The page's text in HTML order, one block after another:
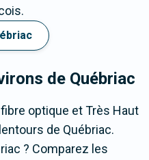
de Québriac
optique et Très Haut
de Québriac.
? Comparez les